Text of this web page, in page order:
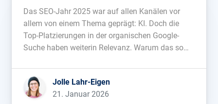
Das SEO-Jahr 2025 war auf allen Kanälen vor
allem von einem Thema geprägt: KI. Doch die
Top-Platzierungen in der organischen Google-
Suche haben weiterin Relevanz. Warum das so
Sichtbarkeit gewonnen hat und wie Wetterseiten,
IMDB, die Deutsche Börse oder Lotto Sachsen-
Anhalt dabei vorgegangen […]...
Jolle Lahr-Eigen
21. Januar 2026